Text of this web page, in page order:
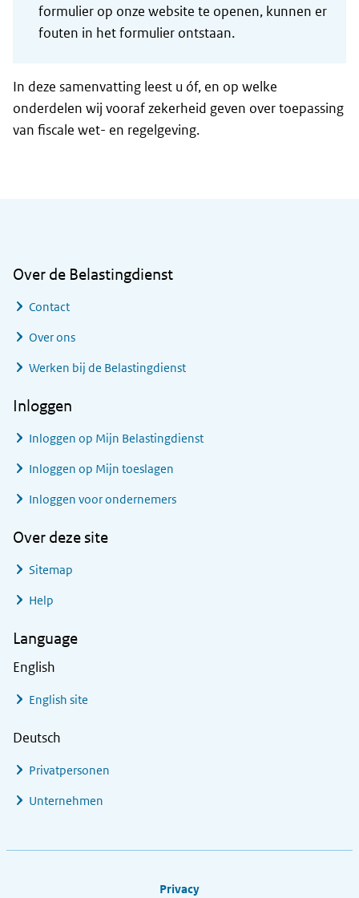
formulier op onze website te openen, kunnen er
fouten in het formulier ontstaan.
In deze samenvatting leest u óf, en op welke
onderdelen wij vooraf zekerheid geven over toepassing
van fiscale wet- en regelgeving.
Over de Belastingdienst
Contact
Over ons
Werken bij de Belastingdienst
Inloggen
Inloggen op Mijn Belastingdienst
Inloggen op Mijn toeslagen
Inloggen voor ondernemers
Over deze site
Sitemap
Help
Language
English
English site
Deutsch
Privatpersonen
Unternehmen
Privacy